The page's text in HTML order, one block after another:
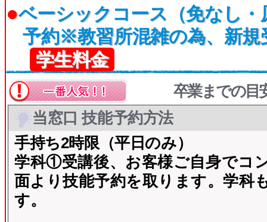
●ベーシックコース（免なし・
予約※教習所混雑の為、新規
学生料金
卒業までの目
当窓口 技能予約方法
手持ち2時限（平日のみ）
学科①受講後、お客様ご自身でコ
面より技能予約を取ります。学科
す。